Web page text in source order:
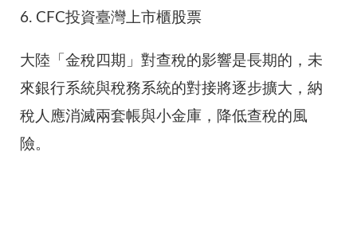
6. CFC投資臺灣上市櫃股票
大陸「金稅四期」對查稅的影響是長期的，未
來銀行系統與稅務系統的對接將逐步擴大，納
稅人應消滅兩套帳與小金庫，降低查稅的風
險。